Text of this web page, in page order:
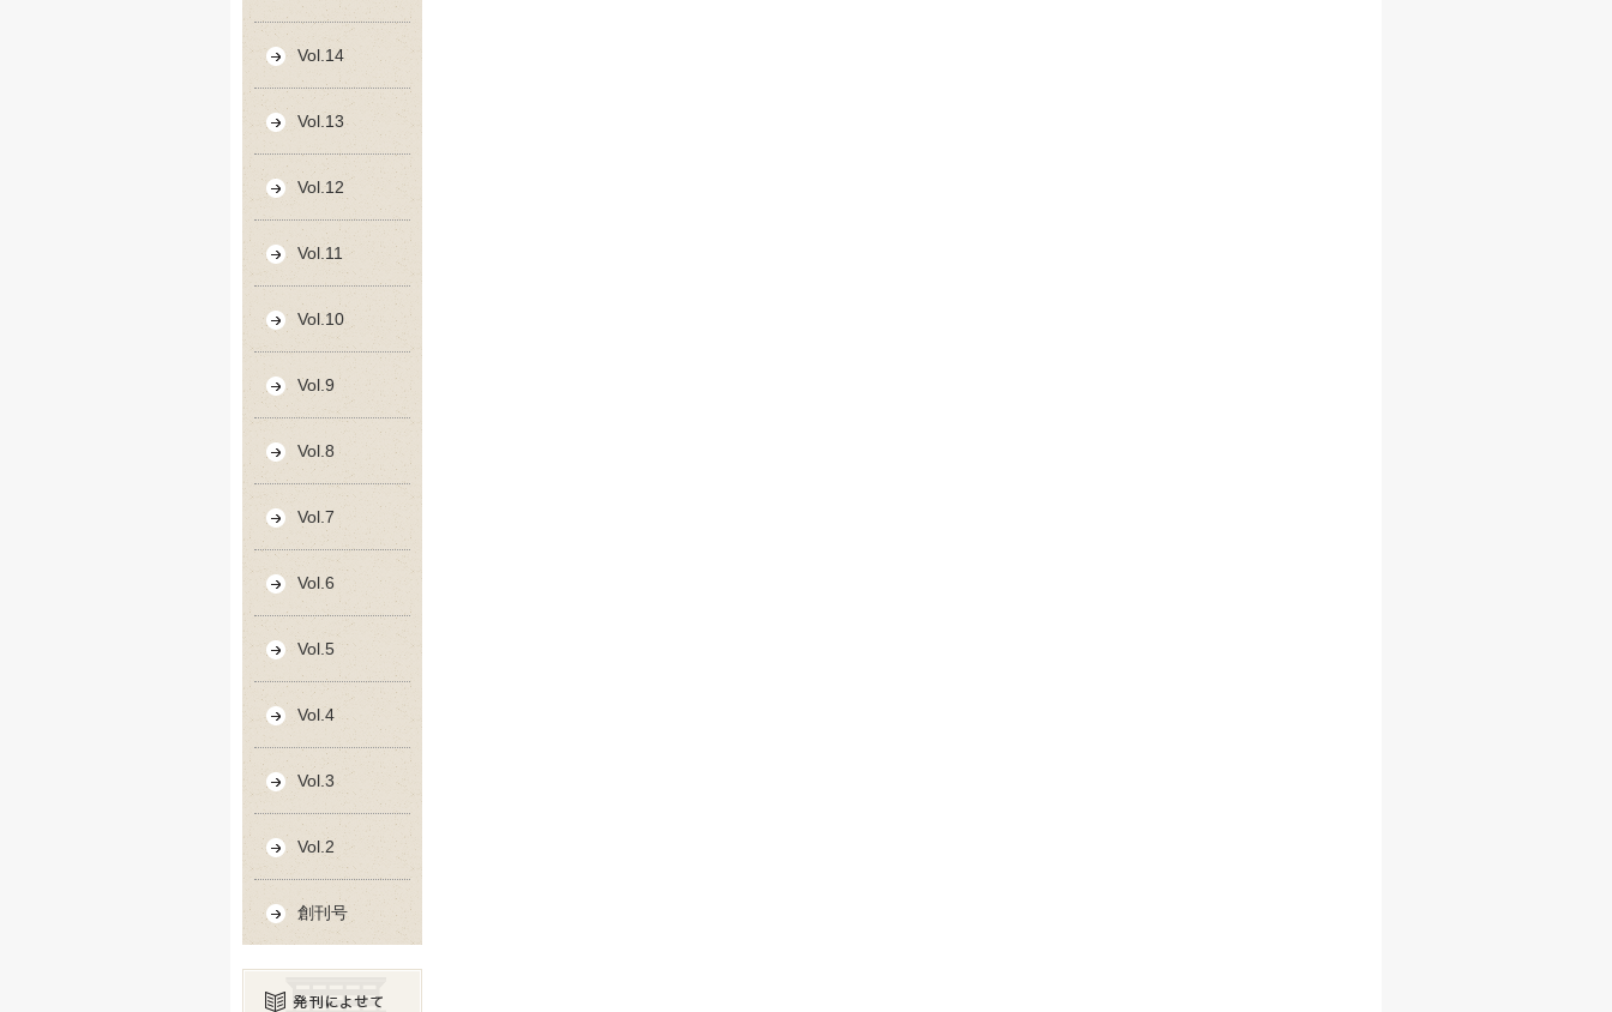
Vol.14
Vol.13
Vol.12
Vol.11
Vol.10
Vol.9
Vol.8
Vol.7
Vol.6
Vol.5
Vol.4
Vol.3
Vol.2
創刊号